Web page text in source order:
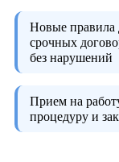
Новые правила
срочных
без нарушений
Прием на
процедуру и